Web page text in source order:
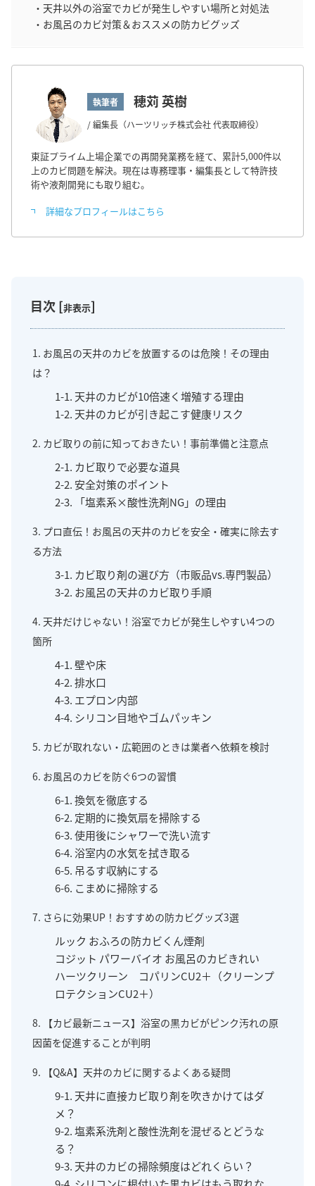
・天井以外の浴室でカビが発生しやすい場所と対処法
・お風呂のカビ対策＆おススメの防カビグッズ
執筆者 穂苅 英樹
/ 編集長（ハーツリッチ株式会社 代表取締役）
東証プライム上場企業での再開発業務を経て、累計5,000件以
上のカビ問題を解決。現在は専務理事・編集長として特許技
術や液剤開発にも取り組む。
詳細なプロフィールはこちら
目次[非表示]
1. お風呂の天井のカビを放置するのは危険！その理由
は？
1-1. 天井のカビが10倍速く増殖する理由
1-2. 天井のカビが引き起こす健康リスク
2. カビ取りの前に知っておきたい！事前準備と注意点
2-1. カビ取りで必要な道具
2-2. 安全対策のポイント
2-3. 「塩素系×酸性洗剤NG」の理由
3. プロ直伝！お風呂の天井のカビを安全・確実に除去す
る方法
3-1. カビ取り剤の選び方（市販品vs.専門製品）
3-2. お風呂の天井のカビ取り手順
4. 天井だけじゃない！浴室でカビが発生しやすい4つの
箇所
4-1. 壁や床
4-2. 排水口
4-3. エプロン内部
4-4. シリコン目地やゴムパッキン
5. カビが取れない・広範囲のときは業者へ依頼を検討
6. お風呂のカビを防ぐ6つの習慣
6-1. 換気を徹底する
6-2. 定期的に換気扇を掃除する
6-3. 使用後にシャワーで洗い流す
6-4. 浴室内の水気を拭き取る
6-5. 吊るす収納にする
6-6. こまめに掃除する
7. さらに効果UP！おすすめの防カビグッズ3選
ルック おふろの防カビくん煙剤
コジット パワーバイオ お風呂のカビきれい
ハーツクリーン コパリンCU2＋（クリーンプ
ロテクションCU2＋）
8. 【カビ最新ニュース】浴室の黒カビがピンク汚れの原
因菌を促進することが判明
9. 【Q&A】天井のカビに関するよくある疑問
9-1. 天井に直接カビ取り剤を吹きかけてはダ
メ？
9-2. 塩素系洗剤と酸性洗剤を混ぜるとどうな
る？
9-3. 天井のカビの掃除頻度はどれくらい？